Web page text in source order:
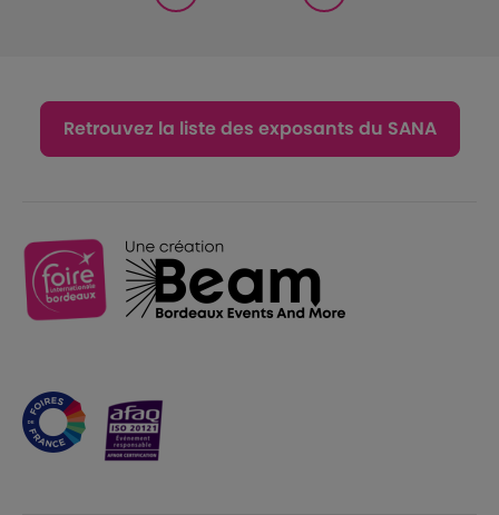
Retrouvez la liste des exposants du SANA